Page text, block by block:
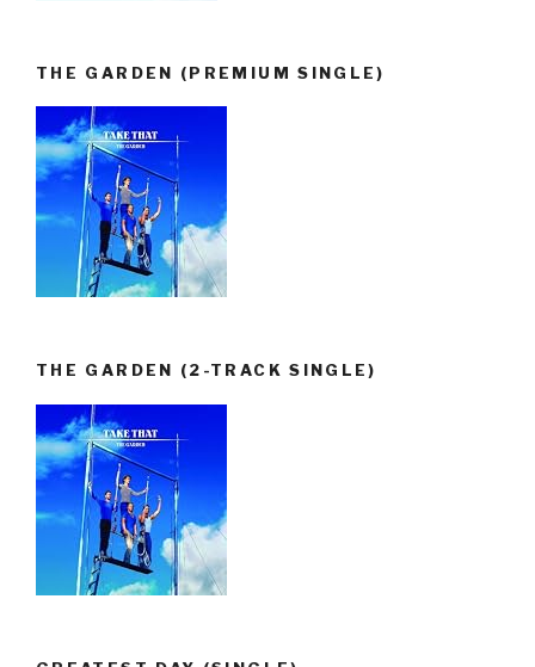
THE GARDEN (PREMIUM SINGLE)
THE GARDEN (2-TRACK SINGLE)